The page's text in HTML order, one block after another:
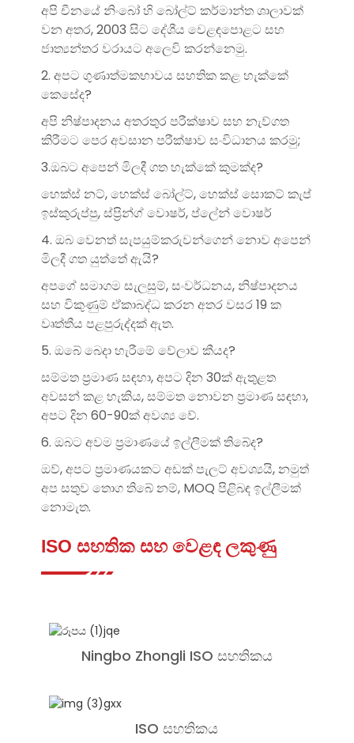
අපි චීනයේ නිංබෝ හි බෝල්ට් කර්මාන්ත ශාලාවක්
වන අතර, 2003 සිට දේශීය වෙළඳපොළට සහ
ජාත්‍යන්තර වරායට අලෙවි කරන්නෙමු.
2. අපට ගුණාත්මකභාවය සහතික කළ හැක්කේ
කෙසේද?
අපි නිෂ්පාදනය අතරතුර පරීක්ෂාව සහ නැව්ගත
කිරීමට පෙර අවසාන පරීක්ෂාව සංවිධානය කරමු;
3.ඔබට අපෙන් මිලදී ගත හැක්කේ කුමක්ද?
හෙක්ස් නට්, හෙක්ස් බෝල්ට්, හෙක්ස් සොකට් කැප්
ඉස්කුරුප්පු, ස්ප්‍රින්ග් වොෂර්, ප්ලේන් වොෂර්
4. ඔබ වෙනත් සැපයුම්කරුවන්ගෙන් නොව අපෙන්
මිලදී ගත යුත්තේ ඇයි?
අපගේ සමාගම සැලසුම්, සංවර්ධනය, නිෂ්පාදනය
සහ විකුණුම් ඒකාබද්ධ කරන අතර වසර 19 ක
වෘත්තීය පළපුරුද්දක් ඇත.
5. ඔබේ බෙදා හැරීමේ වේලාව කීයද?
සම්මත ප්‍රමාණ සඳහා, අපට දින 30ක් ඇතුළත
අවසන් කළ හැකිය, සම්මත නොවන ප්‍රමාණ සඳහා,
අපට දින 60-90ක් අවශ්‍ය වේ.
6. ඔබට අවම ප්‍රමාණයේ ඉල්ලීමක් තිබේද?
ඔව්, අපට ප්‍රමාණයකට අඩක් පැලට් අවශ්‍යයි, නමුත්
අප සතුව තොග තිබේ නම්, MOQ පිළිබඳ ඉල්ලීමක්
නොමැත.
ISO සහතික සහ වෙළඳ ලකුණු
Ningbo Zhongli ISO සහතිකය
ISO සහතිකය